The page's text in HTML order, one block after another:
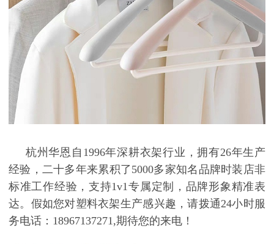
杭州华恩自 1996年深耕衣架行业，拥有26年生产
经验，二十多年来累积了5000多家知名品牌时装店非
标准工作经验，支持1v1专属定制，品牌形象精准表
达。假如您对塑料衣架生产感兴趣，请拨通24小时服
务电话：18967137271,期待您的来电！